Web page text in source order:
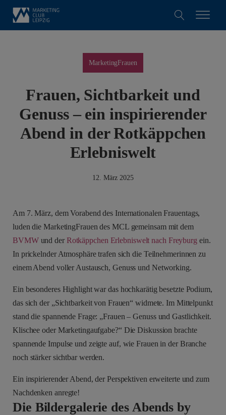
MarketingFrauen
Frauen, Sichtbarkeit und
Genuss – ein inspirierender
Abend in der Rotkäppchen
Erlebniswelt
12. März 2025
Am 7. März, dem Vorabend des Internationalen Frauentags,
luden die MarketingFrauen des MCL gemeinsam mit dem
BVMWund der Rotkäppchen Erlebniswelt nach Freyburg ein.
In prickelnder Atmosphäre trafen sich die Teilnehmerinnen zu
einem Abend voller Austausch, Genuss und Networking.
Ein besonderes Highlight war das hochkarätig besetzte Podium,
das sich der „Sichtbarkeit von Frauen“ widmete. Im Mittelpunkt
stand die spannende Frage: „Frauen – Genuss und Gastlichkeit.
Klischee oder Marketingaufgabe?“ Die Diskussion brachte
spannende Impulse und zeigte auf, wie Frauen in der Branche
noch stärker sichtbar werden.
Ein inspirierender Abend, der Perspektiven erweiterte und zum
Nachdenken anregte!
Die Bildergalerie des Abends by